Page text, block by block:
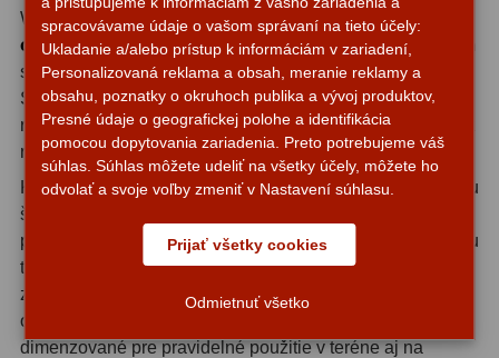
Svietidlá
Púzdra a kufre 64
Watcher 130/650 alebo Sky-Watcher 130/900 - tieto
objímky Sky-Watcher s vnútorným priemerom 160 mm
sú presne navrhnuté pre vonkajší priemer ich tubusu.
Sada obsahuje dva kusy, čo je nevyhnutné minimum pre
rovnomerné a bezpečné uchytenie tubusu na montáži bez
rizika priehybu alebo nežiaducich vibrácií.
Každá objímka je vyrobená s presnosťou zodpovedajúcou
štandardom Sky-Watcher. To znamená, že vnútorný
priemer 160 mm presne zodpovedá vonkajšiemu priemeru
tubusu príslušných reflektorov, zvieracie prvky
zabezpečujú rovnomerné pritiahnutie bez deformácie
optického tubusu a materiálové spracovanie je
dimenzované pre pravidelné použitie v teréne aj na
spracovávame údaje o vašom správaní na tieto účely:
Ukladanie a/alebo prístup k informáciám v zariadení,
Personalizovaná reklama a obsah, meranie reklamy a
obsahu, poznatky o okruhoch publika a vývoj produktov,
Presné údaje o geografickej polohe a identifikácia
pomocou dopytovania zariadenia. Preto potrebujeme váš
súhlas. Súhlas môžete udeliť na všetky účely, môžete ho
odvolať a svoje voľby zmeniť v Nastavení súhlasu.
Prijať všetky cookies
Odmietnuť všetko